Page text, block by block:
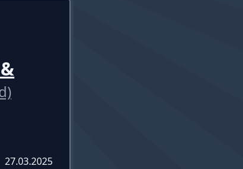
27.03.2025